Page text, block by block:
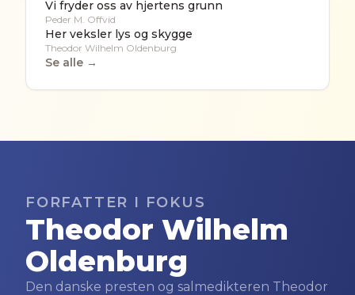
Vi fryder oss av hjertens grunn
Peder M. Offvid
Her veksler lys og skygge
Theodor Wilhelm Oldenburg
Se alle →
FORFATTER I FOKUS
Theodor Wilhelm
Oldenburg
Den danske presten og salmedikteren Theodor